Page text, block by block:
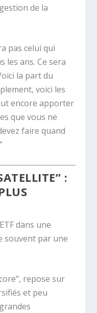
de la
pas celui qui
les ans. Ce sera
la part du
voici les
encore apporter
que vous ne
faire quand
:
dans une
souvent par une
repose sur
et peu